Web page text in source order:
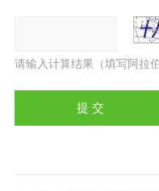
请输入计算结果（填写阿拉